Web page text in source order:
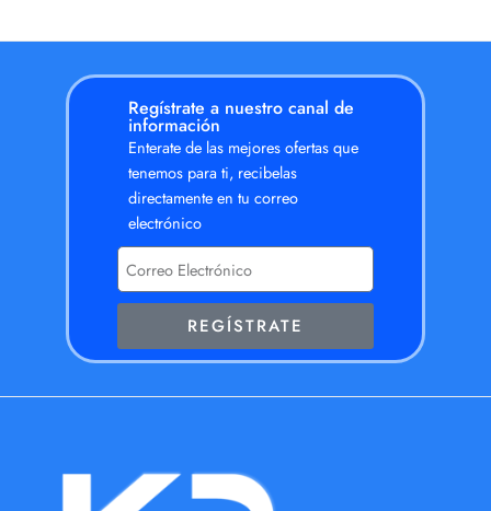
Regístrate a nuestro canal de
información
Enterate de las mejores ofertas que
tenemos para ti, recibelas
directamente en tu correo
electrónico
REGÍSTRATE